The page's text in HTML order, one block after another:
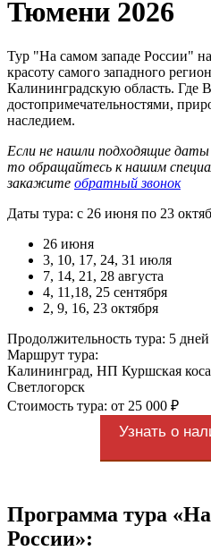
Тюмени 2026
Тур "На самом западе России"
красоту самого западного
Калининградскую область. Где
достопримечательностями,
наследием.
Если не нашли подходящие
то обращайтесь к нашим
закажите обратный звонок
Даты тура: с 26 июня по 23
26 июня
3, 10, 17, 24, 31 июля
7, 14, 21, 28 августа
4, 11,18, 25 сентября
2, 9, 16, 23 октября
Продолжительность тура: 5
Маршрут тура:
Калининград, НП Куршская
Светлогорск
Стоимость тура: от 25 000 ₽
Узнать о
Программа тура
России»: